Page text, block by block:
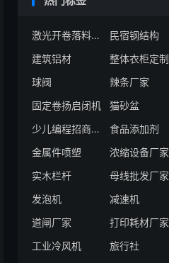
激光开卷落料线供应商 民宿钢结构
建筑铝材
整体衣柜定制
球阀
辣条厂家
固定卷扬启闭机
猫砂盆
少儿编程招商厂家
食品添加剂
金属件喷塑
浓缩设备厂家
实木栏杆
母线批发厂家
发泡机
减速机
道闸厂家
打印耗材厂家
工业冷风机
旅行社